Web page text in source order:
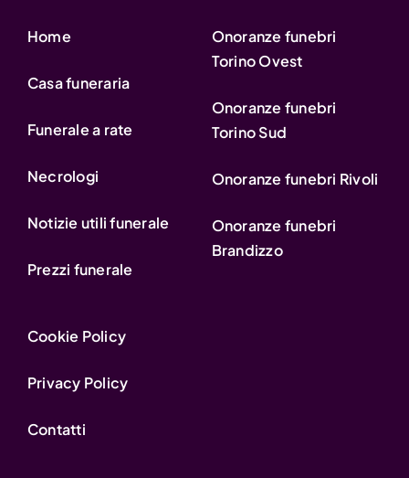
Home
Casa funeraria
Funerale a rate
Necrologi
Notizie utili funerale
Prezzi funerale
Onoranze funebri
Torino Ovest
Onoranze funebri
Torino Sud
Onoranze funebri Rivoli
Onoranze funebri
Brandizzo
Cookie Policy
Privacy Policy
Contatti